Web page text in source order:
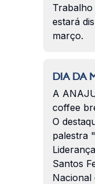
estará
março.
DIA DA
A
coffee
O
palestra
Santos
Nacional